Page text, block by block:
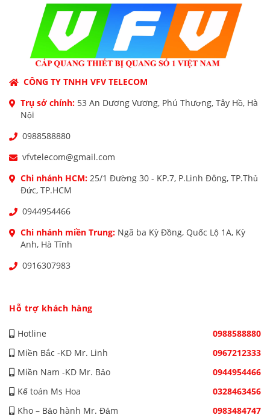
CÔNG TY TNHH VFV TELECOM
Trụ sở chính: 53 An Dương Vương, Phú Thượng, Tây Hồ, Hà
Nội
0988588880
vfvtelecom@gmail.com
Chi nhánh HCM: 25/1 Đường 30 - KP.7, P.Linh Đông, TP.Thủ
Đức, TP.HCM
0944954466
Chi nhánh miền Trung: Ngã ba Kỳ Đồng, Quốc Lộ 1A, Kỳ
Anh, Hà Tĩnh
0916307983
Hỗ trợ khách hàng
Hotline
0988588880
Miền Bắc -KD Mr. Linh
0967212333
Miền Nam -KD Mr. Bảo
0944954466
Kế toán Ms Hoa
0328463456
Kho – Bảo hành Mr. Đảm
0983484747